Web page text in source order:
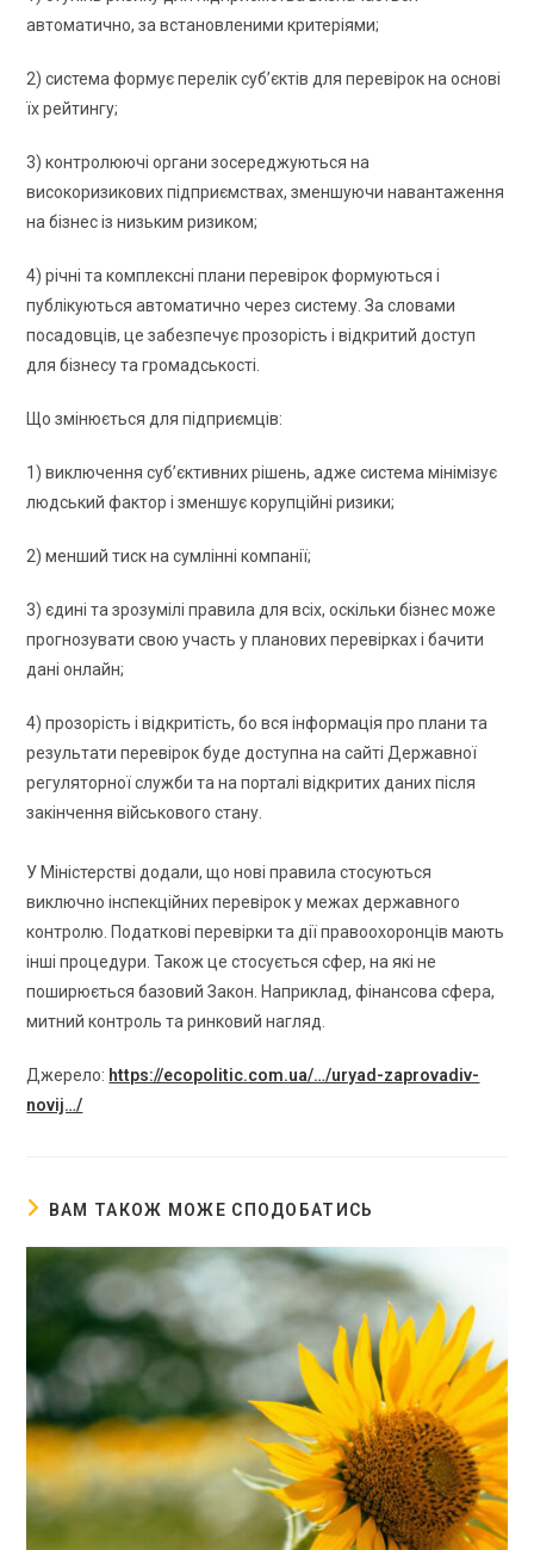
автоматично, за встановленими критеріями;
2) система формує перелік суб’єктів для перевірок на основі
їх рейтингу;
3) контролюючі органи зосереджуються на
високоризикових підприємствах, зменшуючи навантаження
на бізнес із низьким ризиком;
4) річні та комплексні плани перевірок формуються і
публікуються автоматично через систему. За словами
посадовців, це забезпечує прозорість і відкритий доступ
для бізнесу та громадськості.
Що змінюється для підприємців:
1) виключення суб’єктивних рішень, адже система мінімізує
людський фактор і зменшує корупційні ризики;
2) менший тиск на сумлінні компанії;
3) єдині та зрозумілі правила для всіх, оскільки бізнес може
прогнозувати свою участь у планових перевірках і бачити
дані онлайн;
4) прозорість і відкритість, бо вся інформація про плани та
результати перевірок буде доступна на сайті Державної
регуляторної служби та на порталі відкритих даних після
закінчення військового стану.
У Міністерстві додали, що нові правила стосуються
виключно інспекційних перевірок у межах державного
контролю. Податкові перевірки та дії правоохоронців мають
інші процедури. Також це стосується сфер, на які не
поширюється базовий Закон. Наприклад, фінансова сфера,
митний контроль та ринковий нагляд.
Джерело: https://ecopolitic.com.ua/…/uryad-zaprovadiv-
novij…/
ВАМ ТАКОЖ МОЖЕ СПОДОБАТИСЬ